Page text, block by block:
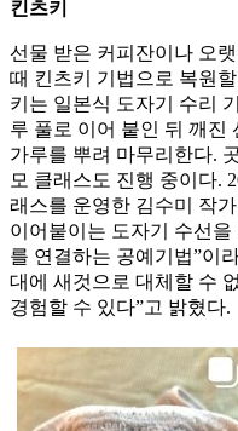
킨츠키
선물 받은 커피잔이나 오
때 킨츠키 기법으로 복원
키는 일본식 도자기 수리
루 풀로 이어 붙인 뒤 깨진
가루를 뿌려 마무리한다.
모 클래스도 진행 중이다.
래스를 운영한 김수미 작
이어붙이는 도자기 수선을
를 연결하는 공예기법”이
대에 새것으로 대체할 수
경험할 수 있다”고 밝혔다.